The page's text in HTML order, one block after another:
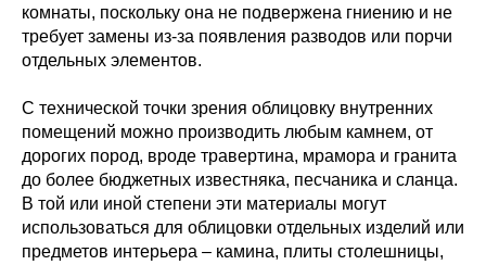
комнаты, поскольку она не подвержена гниению и не
требует замены из-за появления разводов или порчи
отдельных элементов.
С технической точки зрения облицовку внутренних
помещений можно производить любым камнем, от
дорогих пород, вроде травертина, мрамора и гранита
до более бюджетных известняка, песчаника и сланца.
В той или иной степени эти материалы могут
использоваться для облицовки отдельных изделий или
предметов интерьера – камина, плиты столешницы,